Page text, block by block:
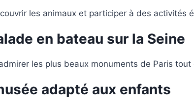
les animaux et participer à des activités
en bateau sur la Seine
les plus beaux monuments de Paris
adapté aux enfants